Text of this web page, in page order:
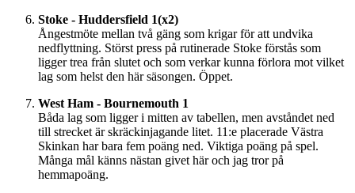
Stoke - Huddersfield 1(x2)
Ångestmöte mellan två gäng som krigar för att undvika
nedflyttning. Störst press på rutinerade Stoke förstås som
ligger trea från slutet och som verkar kunna förlora mot vilket
lag som helst den här säsongen. Öppet.
West Ham - Bournemouth 1
Båda lag som ligger i mitten av tabellen, men avståndet ned
till strecket är skräckinjagande litet. 11:e placerade Västra
Skinkan har bara fem poäng ned. Viktiga poäng på spel.
Många mål känns nästan givet här och jag tror på
hemmapoäng.